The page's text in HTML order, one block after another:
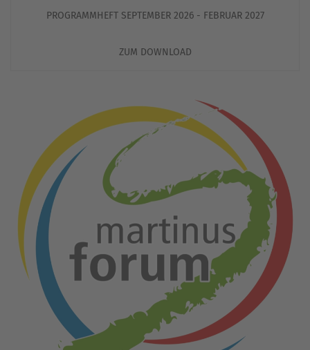
PROGRAMMHEFT SEPTEMBER 2026 - FEBRUAR 2027
ZUM DOWNLOAD